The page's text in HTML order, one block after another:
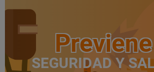
Previene
SEGURIDAD Y